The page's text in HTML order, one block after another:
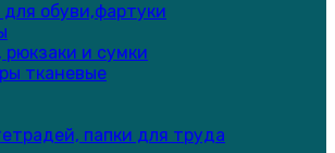
обуви,фартуки
рюкзаки и сумки
тканевые
папки для труда